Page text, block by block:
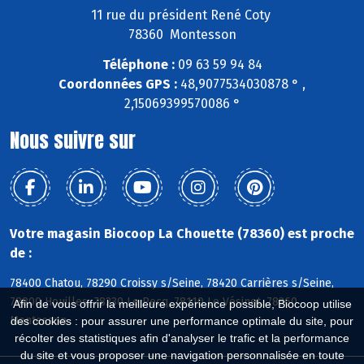
Afin de vous offrir la meilleure expérience possible, Biocoop utilise
des cookies : pour assurer une performance optimale du site, pour
récolter des statistiques afin d'analyser le trafic et la performance
du site et vous proposer une navigation personnalisée en toute
11 rue du président René Coty
78360 Montesson
Téléphone :09 63 59 94 84
Coordonnées GPS : 48,9077534030878 ° ,
2,15069399570086 °
Nous suivre sur
Votre magasin Biocoop La Chouette (78360) est proche
de :
78400 Chatou, 78290 Croissy s/Seine, 78420 Carrières s/Seine,
78800 Houilles, 78230 Le Pecq, 78110 Le Vésinet, 78360
Montesson